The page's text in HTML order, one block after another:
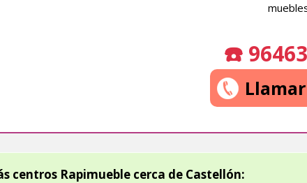
☎️
centros Rapimueble cerca de Castellón: